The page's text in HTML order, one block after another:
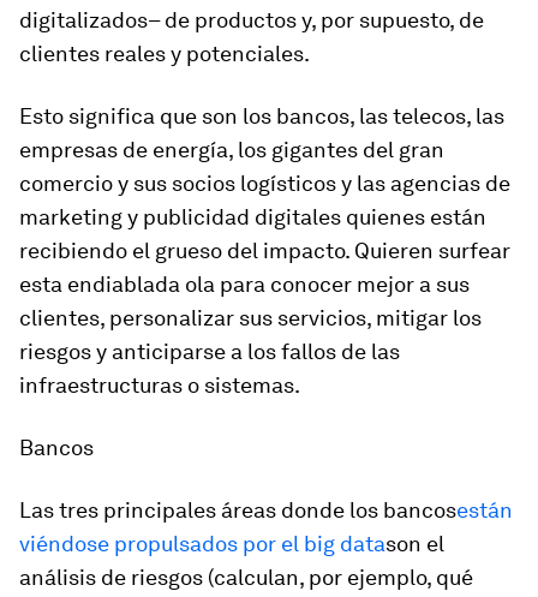
digitalizados– de productos y, por supuesto, de
clientes reales y potenciales.
Esto significa que son los bancos, lastelecos, las
empresas de energía, los gigantes del gran
comercio y sus socios logísticos y las agencias de
marketing y publicidad digitales quienes están
recibiendo el grueso del impacto. Quieren surfear
esta endiablada ola para conocer mejor a sus
clientes, personalizar sus servicios, mitigar los
riesgos y anticiparse a los fallos de las
infraestructuras o sistemas.
Bancos
Las tres principales áreas donde los bancosestán
viéndose propulsados por el big datason el
análisis de riesgos (calculan, por ejemplo, qué